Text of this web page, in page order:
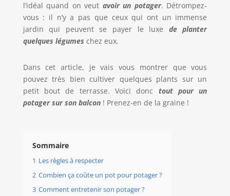
l’idéal quand on veut avoir un potager. Détrompez-
vous : il n’y a pas que ceux qui ont un immense
jardin qui peuvent se payer le luxe de planter
quelques légumes chez eux.
Dans cet article, je vais vous montrer que vous
pouvez très bien cultiver quelques plants sur un
petit bout de terrasse. Voici donc tout pour un
potager sur son balcon! Prenez-en de la graine !
Sommaire
1 Les règles à respecter
2 Combien ça coûte un pot pour potager ?
3 Comment entretenir son potager ?